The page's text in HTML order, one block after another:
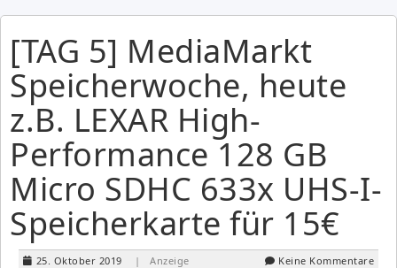
[TAG 5] MediaMarkt
Speicherwoche, heute
z.B. LEXAR High-
Performance 128 GB
Micro SDHC 633x UHS-I-
Speicherkarte für 15€
25. Oktober 2019 | Anzeige Keine Kommentare